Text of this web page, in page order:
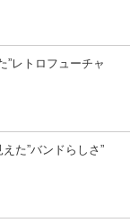
レトロフューチャ
た”バンドらしさ”